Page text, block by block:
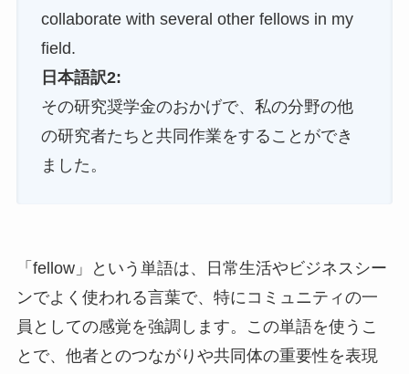
collaborate with several other fellows in my
field.
日本語訳2:
その研究奨学金のおかげで、私の分野の他
の研究者たちと共同作業をすることができ
ました。
「fellow」という単語は、日常生活やビジネスシー
ンでよく使われる言葉で、特にコミュニティの一
員としての感覚を強調します。この単語を使うこ
とで、他者とのつながりや共同体の重要性を表現